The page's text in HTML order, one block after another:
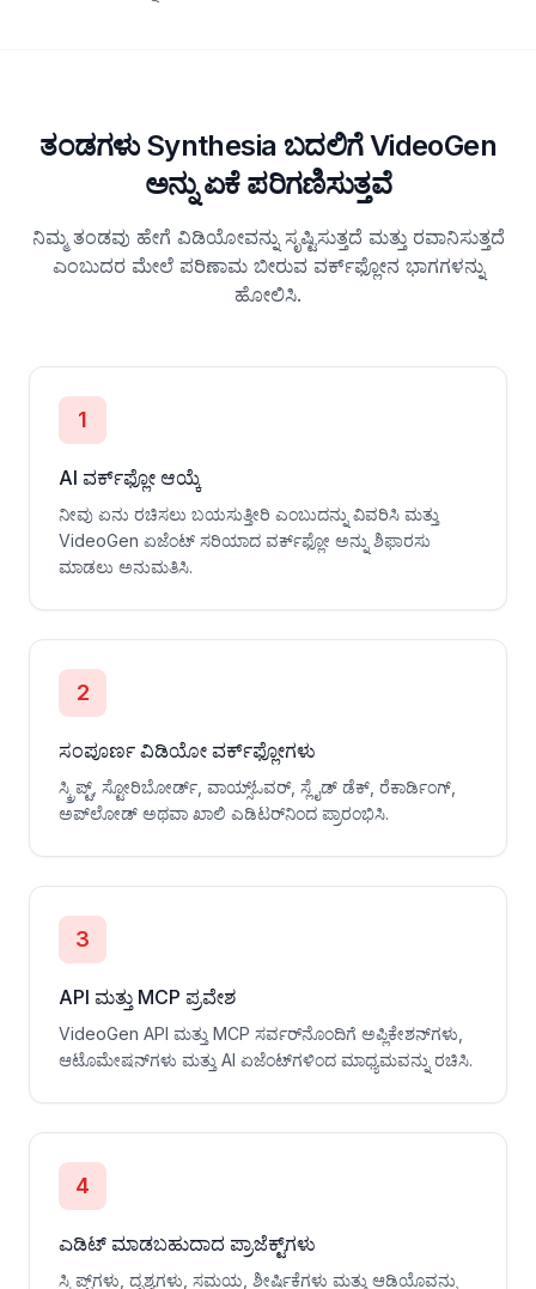
ತಂಡಗಳು Synthesia ಬದಲಿಗೆ VideoGen
ಅನ್ನು ಏಕೆ ಪರಿಗಣಿಸುತ್ತವೆ
ನಿಮ್ಮ ತಂಡವು ಹೇಗೆ ವಿಡಿಯೋವನ್ನು ಸೃಷ್ಟಿಸುತ್ತದೆ ಮತ್ತು ರವಾನಿಸುತ್ತದೆ
ಎಂಬುದರ ಮೇಲೆ ಪರಿಣಾಮ ಬೀರುವ ವರ್ಕ್‌ಫ್ಲೋನ ಭಾಗಗಳನ್ನು
ಹೋಲಿಸಿ.
1
AI ವರ್ಕ್‌ಫ್ಲೋ ಆಯ್ಕೆ
ನೀವು ಏನು ರಚಿಸಲು ಬಯಸುತ್ತೀರಿ ಎಂಬುದನ್ನು ವಿವರಿಸಿ ಮತ್ತು
VideoGen ಏಜೆಂಟ್ ಸರಿಯಾದ ವರ್ಕ್‌ಫ್ಲೋ ಅನ್ನು ಶಿಫಾರಸು
ಮಾಡಲು ಅನುಮತಿಸಿ.
2
ಸಂಪೂರ್ಣ ವಿಡಿಯೋ ವರ್ಕ್‌ಫ್ಲೋಗಳು
ಸ್ಕ್ರಿಪ್ಟ್, ಸ್ಟೋರಿಬೋರ್ಡ್, ವಾಯ್ಸ್‌ಓವರ್, ಸ್ಲೈಡ್ ಡೆಕ್, ರೆಕಾರ್ಡಿಂಗ್,
ಅಪ್‌ಲೋಡ್ ಅಥವಾ ಖಾಲಿ ಎಡಿಟರ್‌ನಿಂದ ಪ್ರಾರಂಭಿಸಿ.
3
API ಮತ್ತು MCP ಪ್ರವೇಶ
VideoGen API ಮತ್ತು MCP ಸರ್ವರ್‌ನೊಂದಿಗೆ ಅಪ್ಲಿಕೇಶನ್‌ಗಳು,
ಆಟೊಮೇಷನ್‌ಗಳು ಮತ್ತು AI ಏಜೆಂಟ್‌ಗಳಿಂದ ಮಾಧ್ಯಮವನ್ನು ರಚಿಸಿ.
4
ಎಡಿಟ್ ಮಾಡಬಹುದಾದ ಪ್ರಾಜೆಕ್ಟ್‌ಗಳು
ಸ್ಕ್ರಿಪ್ಟ್‌ಗಳು, ದೃಶ್ಯಗಳು, ಸಮಯ, ಶೀರ್ಷಿಕೆಗಳು ಮತ್ತು ಆಡಿಯೊವನ್ನು